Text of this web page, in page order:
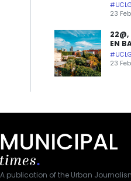
23
22@,
EN
23
A publication of the Urban